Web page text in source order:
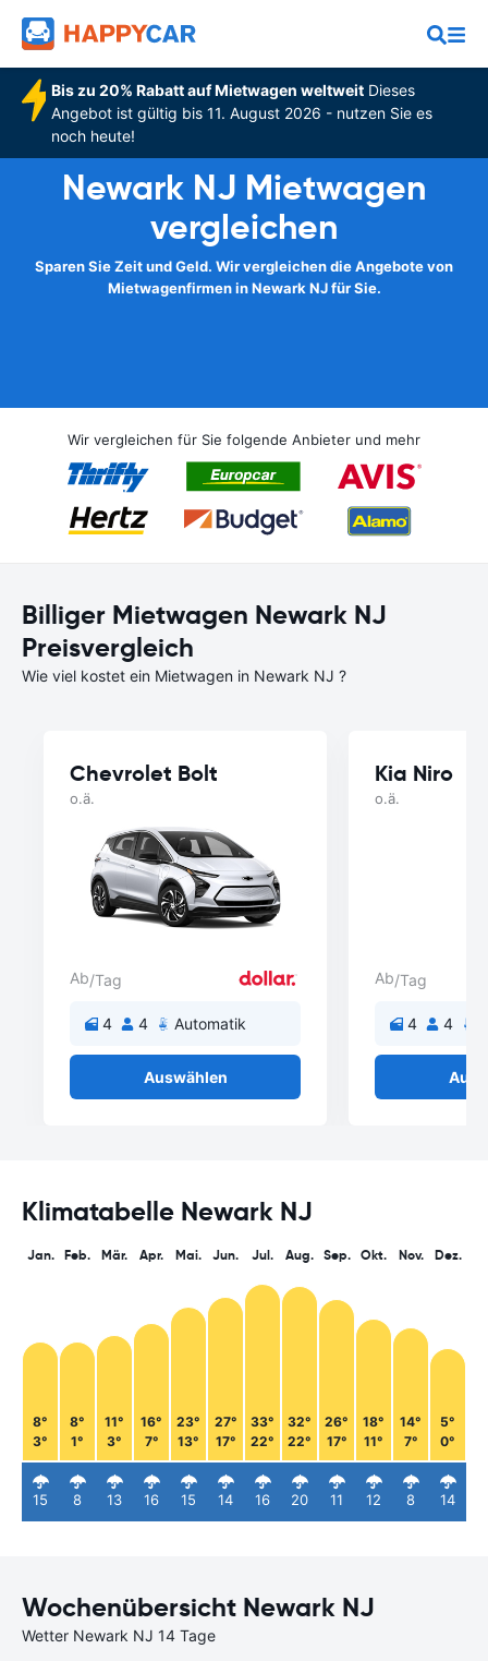
Bis zu 20% Rabatt auf Mietwagen weltweitDieses
Angebot ist gültig bis 11. August 2026 - nutzen Sie es
noch heute!
Newark NJ Mietwagen
vergleichen
Sparen Sie Zeit und Geld. Wir vergleichen die Angebote von
Mietwagenfirmen in Newark NJ für Sie.
Wir vergleichen für Sie folgende Anbieter und mehr
Billiger Mietwagen Newark NJ
Preisvergleich
Wie viel kostet ein Mietwagen in Newark NJ ?
Chevrolet Bolt
o.ä.
Ab/Tag
4 4 Automatik
Auswählen
Kia Niro
o.ä.
Ab/Tag
4 4
Klimatabelle Newark NJ
Jan.
8°
3°
15
Feb.
8°
1°
8
Mär.
11°
3°
13
Apr.
16°
7°
16
Mai.
23°
13°
15
Jun.
27°
17°
14
Jul.
33°
22°
16
Aug.
32°
22°
20
Sep.
26°
17°
11
Okt.
18°
11°
12
Nov.
14°
7°
8
Dez.
5°
0°
14
Wochenübersicht Newark NJ
Wetter Newark NJ 14 Tage